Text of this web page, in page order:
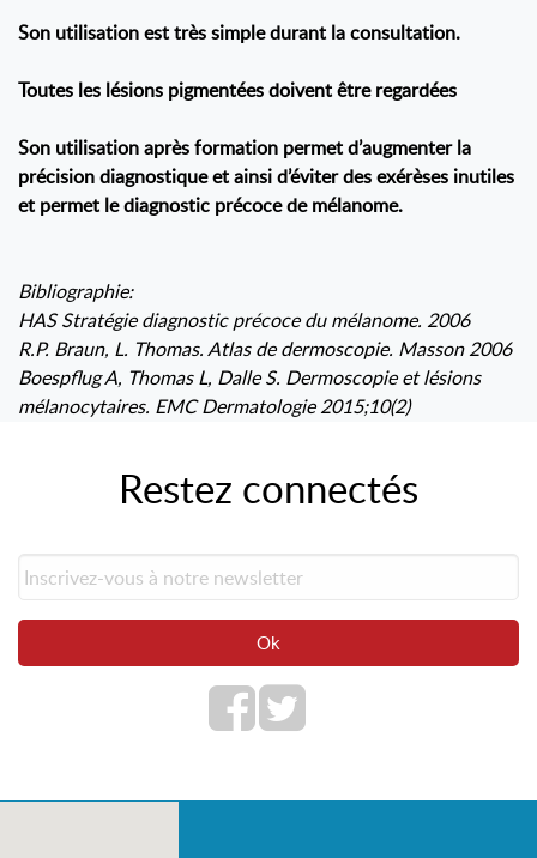
Son utilisation est très simple durant la consultation.
Toutes les lésions pigmentées doivent être regardées
Son utilisation après formation permet d’augmenter la
précision diagnostique et ainsi d’éviter des exérèses inutiles
et permet le diagnostic précoce de mélanome.
Bibliographie:
HAS Stratégie diagnostic précoce du mélanome. 2006
R.P. Braun, L. Thomas. Atlas de dermoscopie. Masson 2006
Boespflug A, Thomas L, Dalle S. Dermoscopie et lésions
mélanocytaires. EMC Dermatologie 2015;10(2)
Restez connectés